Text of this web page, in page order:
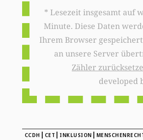
* Lesezeit insgesamt auf
Minute. Diese Daten
Ihrem Browser
an unsere Server
Zähler
developed
CCDH | CET | INKLUSION |